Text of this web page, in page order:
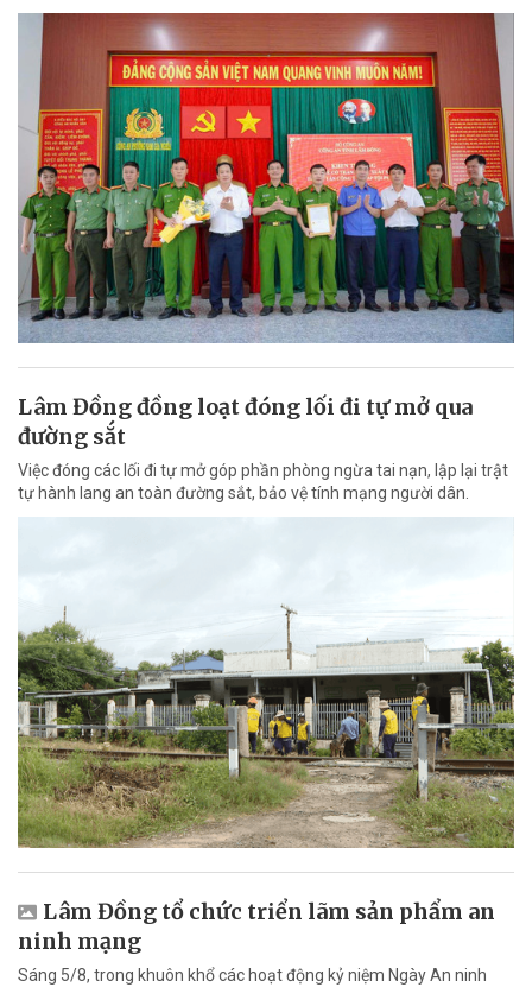
Lâm Đồng đồng loạt đóng lối đi tự mở qua
đường sắt
Việc đóng các lối đi tự mở góp phần phòng ngừa tai nạn, lập lại trật
tự hành lang an toàn đường sắt, bảo vệ tính mạng người dân.
Lâm Đồng tổ chức triển lãm sản phẩm an
ninh mạng
Sáng 5/8, trong khuôn khổ các hoạt động kỷ niệm Ngày An ninh